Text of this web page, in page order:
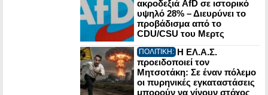
ακροδεξιά AfD σε ιστορικό
υψηλό 28% – Διευρύνει το
προβάδισμα από το
CDU/CSU του Μερτς
ΠΟΛΙΤΙΚΗ: Η ΕΛ.Α.Σ.
προειδοποιεί τον
Μητσοτάκη: Σε έναν πόλεμο
οι πυρηνικές εγκαταστάσεις
μπορούν να γίνουν στόχος